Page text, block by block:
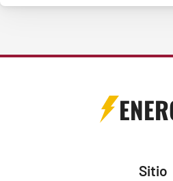
Sitio